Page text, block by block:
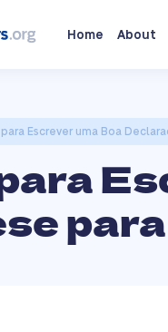
Home About
para Escrever uma Boa